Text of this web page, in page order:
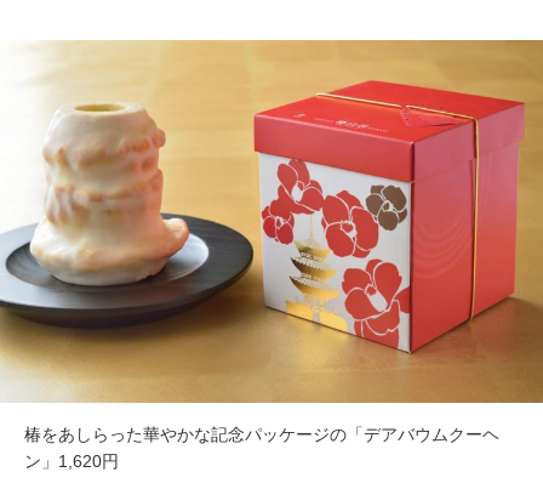
椿をあしらった華やかな記念パッケージの「デアバウムクーヘ
ン」1,620円